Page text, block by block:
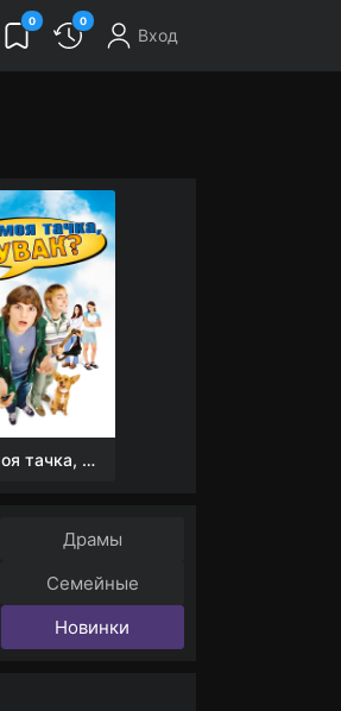
0 0
Вход
Где моя тачка, чувак?
Драмы
Семейные
Новинки